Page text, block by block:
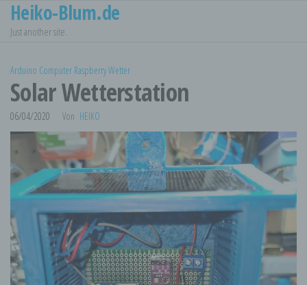
Zum
Inhalt
Heiko-Blum.de
Just another site.
Arduino Computer RaspberryWetter
Solar Wetterstation
06/04/2020 Von HEIKO